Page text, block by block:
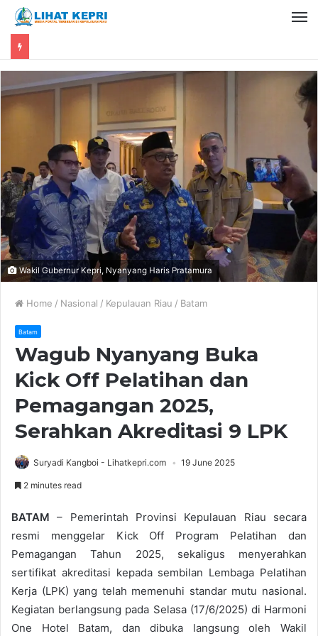
Wakil Gubernur Kepri, Nyanyang Haris Pratamura
Home / Nasional / Kepulauan Riau / Batam
Batam
Wagub Nyanyang Buka
Kick Off Pelatihan dan
Pemagangan 2025,
Serahkan Akreditasi 9 LPK
Suryadi Kangboi - Lihatkepri.com 19 June 2025
2 minutes read
BATAM – Pemerintah Provinsi Kepulauan Riau secara
resmi menggelar Kick Off Program Pelatihan dan
Pemagangan Tahun 2025, sekaligus menyerahkan
sertifikat akreditasi kepada sembilan Lembaga Pelatihan
Kerja (LPK) yang telah memenuhi standar mutu nasional.
Kegiatan berlangsung pada Selasa (17/6/2025) di Harmoni
One Hotel Batam, dan dibuka langsung oleh Wakil